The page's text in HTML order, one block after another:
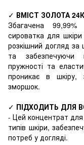
✓ ВМІСТ ЗОЛОТА
Збагачена
сироватка для
розкішний догляд за
та забезпечуючи
пружності та
проникає в шкіру,
зморшок.
✓ ПІДХОДИТЬ ДЛЯ
- Цей концентрат для
типів шкіри,
потреб у догляді.